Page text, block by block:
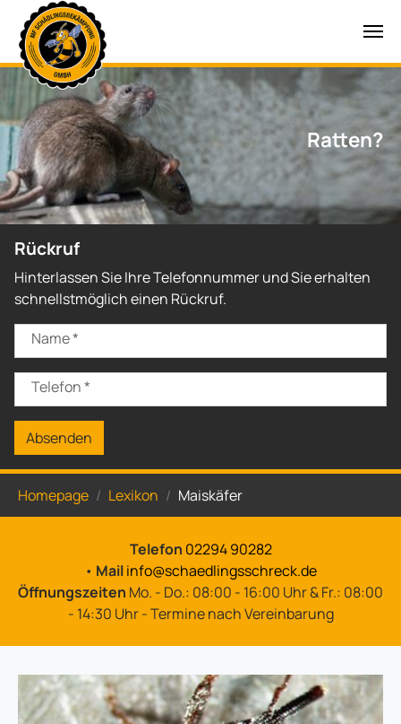
Zum Hauptinhalt springen
Ratten?
Rückruf
Hinterlassen Sie Ihre Telefonnummer und Sie erhalten
schnellstmöglich einen Rückruf.
Name*
Telefon*
Absenden
Homepage Lexikon Maiskäfer
Telefon 02294 90282
• Mailinfo@schaedlingsschreck.de
Öffnungszeiten Mo. - Do.: 08:00 - 16:00 Uhr & Fr.: 08:00
- 14:30 Uhr - Termine nach Vereinbarung